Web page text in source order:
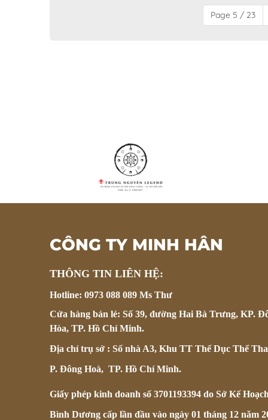
Page 5 / 23
CÔNG TY MINH HÂN
THÔNG TIN LIÊN HỆ:
Hotline: 0973 088 089 Ms Thư
Cửa hàng bán lẻ: Số 39, đường Hai Bà Trưng, KP.
Hòa, TP. Hồ Chí Minh.
Địa chỉ trụ sở : Số nhà A3, Khu TT Thể Dục Thể
P. Đông Hoà, TP. Hồ Chí Minh.
Giấy phép kinh doanh số 3701193394 do Sở Kế
Bình Dương cấp lần đầu vào ngày 01 tháng 12 năm